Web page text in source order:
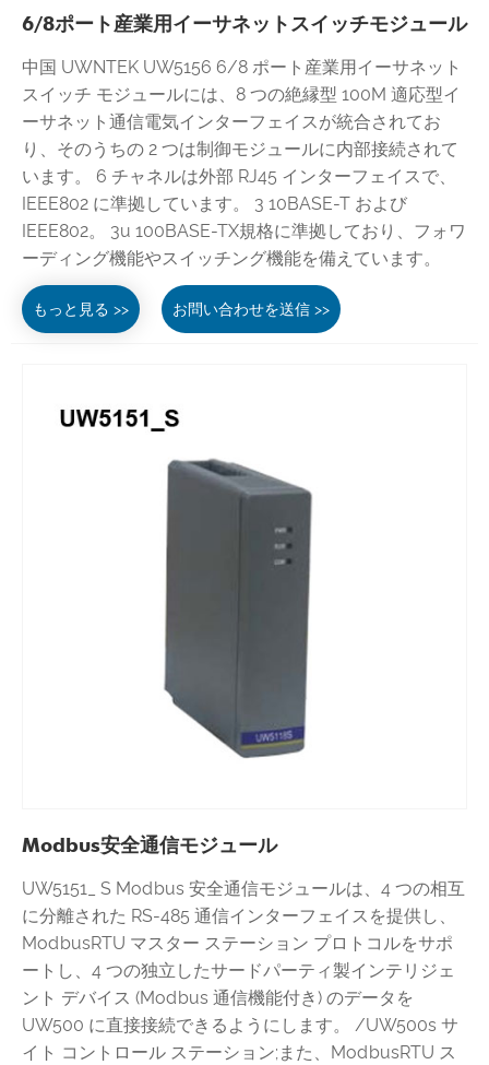
6/8ポート産業用イーサネットスイッチモジュール
中国 UWNTEK UW5156 6/8 ポート産業用イーサネット
スイッチ モジュールには、8 つの絶縁型 100M 適応型イ
ーサネット通信電気インターフェイスが統合されてお
り、そのうちの 2 つは制御モジュールに内部接続されて
います。 6 チャネルは外部 RJ45 インターフェイスで、
IEEE802 に準拠しています。 3 10BASE-T および
IEEE802。 3u 100BASE-TX規格に準拠しており、フォワ
ーディング機能やスイッチング機能を備えています。
もっと見る >> お問い合わせを送信 >>
Modbus安全通信モジュール
UW5151_ S Modbus 安全通信モジュールは、4 つの相互
に分離された RS-485 通信インターフェイスを提供し、
ModbusRTU マスター ステーション プロトコルをサポ
ートし、4 つの独立したサードパーティ製インテリジェ
ント デバイス (Modbus 通信機能付き) のデータを
UW500 に直接接続できるようにします。 /UW500s サ
イト コントロール ステーション;また、ModbusRTU ス